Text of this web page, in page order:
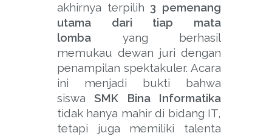
akhirnya terpilih 3 pemenang
utama dari tiap mata
lomba yang berhasil
memukau dewan juri dengan
penampilan spektakuler. Acara
ini menjadi bukti bahwa
siswaSMK Bina Informatika
tidak hanya mahir di bidang IT,
tetapi juga memiliki talenta